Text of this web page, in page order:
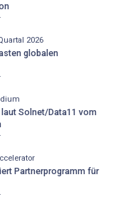
2026
globalen
Solnet/Data11 vom
Partnerprogramm für